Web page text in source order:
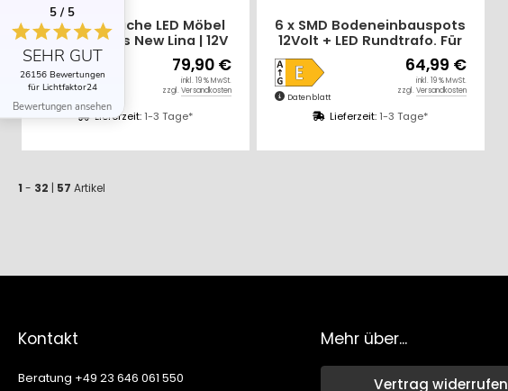
5er Set | Flache LED Möbel
Einbauspots New Lina | 12V
| 2W | LED Trafo | 72mm
Lieferzeit:1-3 Tage*
79,90 €
inkl. 19 % MwSt.
zzgl. Versandkosten
6 x SMD Bodeneinbauspots
12Volt + LED Rundtrafo. Für
Laminat, Parkett, Fliesen
usw. Begehbar - IP67.
Abwaschbar.
Lieferzeit:1-3 Tage*
Datenblatt
64,99 €
inkl. 19 % MwSt.
zzgl. Versandkosten
1 - 32 | 57 Artikel
Kontakt
Beratung +49 23 646 061 550
Mehr über...
Vertrag widerrufen
5 / 5
SEHR GUT
26156 Bewertungen
für Lichtfaktor24
Bewertungen ansehen